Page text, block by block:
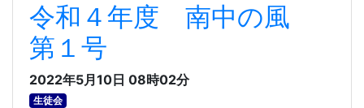
令和４年度 南中の風
第１号
2022年5月10日 08時02分
生徒会